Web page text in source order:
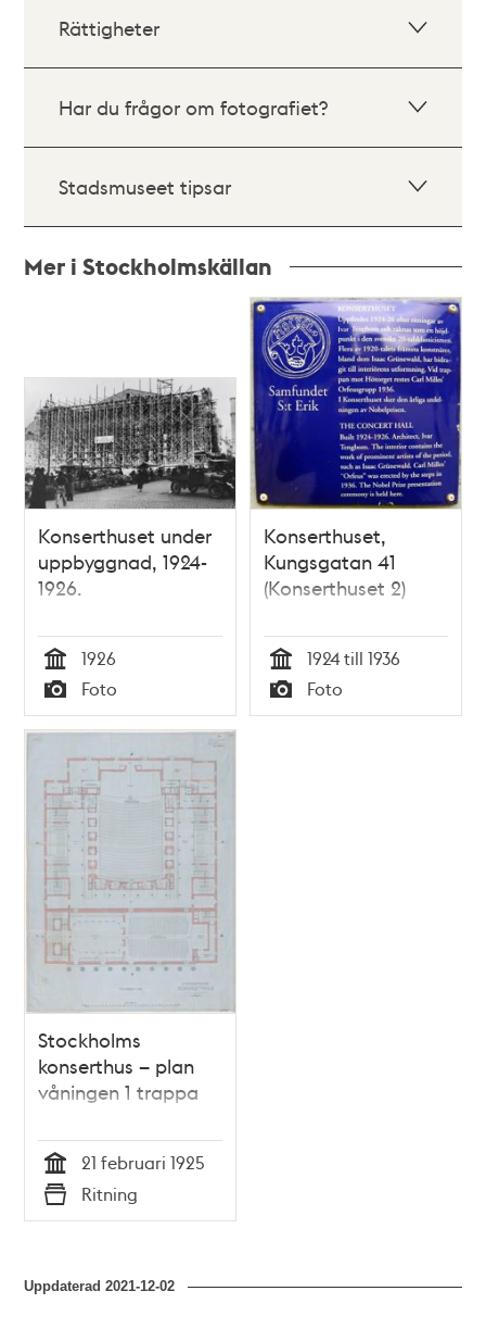
Rättigheter
Har du frågor om fotografiet?
Stadsmuseet tipsar
Mer i Stockholmskällan
Konserthuset under
uppbyggnad, 1924-
1926.
Tid
1926
Typ
Foto
Konserthuset,
Kungsgatan 41
(Konserthuset 2)
Tid
1924 till 1936
Typ
Foto
Stockholms
konserthus – plan
våningen 1 trappa
Tid
21 februari 1925
Typ
Ritning
Uppdaterad2021-12-02